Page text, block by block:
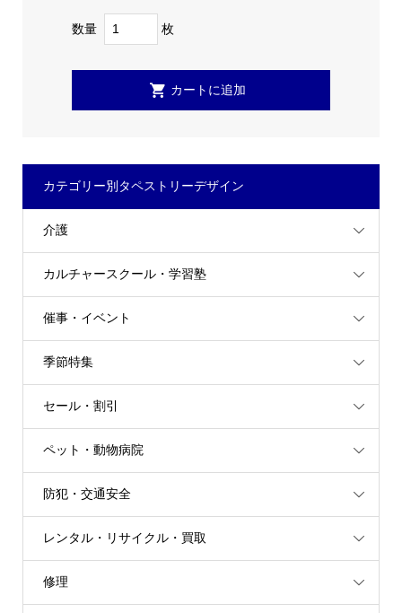
数量 枚
カテゴリー別タペストリーデザイン
介護
カルチャースクール・学習塾
催事・イベント
季節特集
セール・割引
ペット・動物病院
防犯・交通安全
レンタル・リサイクル・買取
修理